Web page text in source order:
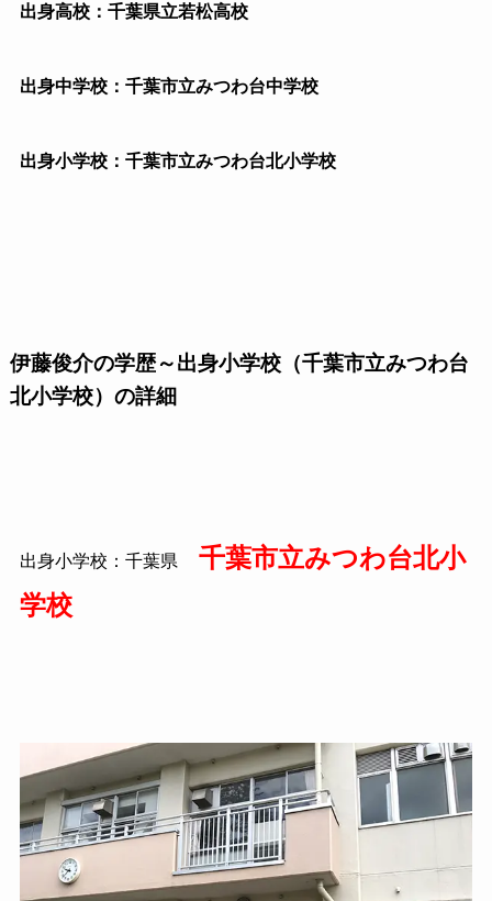
出身高校：千葉県立若松高校
出身中学校：千葉市立みつわ台中学校
出身小学校：千葉市立みつわ台北小学校
伊藤俊介の学歴～出身小学校（千葉市立みつわ台
北小学校）の詳細
出身小学校：千葉県
千葉市立みつわ台北小
学校